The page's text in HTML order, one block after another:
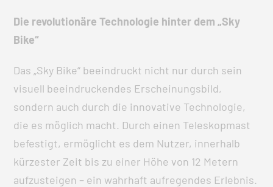
Die revolutionäre Technologie hinter dem „Sky
Bike“
Das „Sky Bike“ beeindruckt nicht nur durch sein
visuell beeindruckendes Erscheinungsbild,
sondern auch durch die innovative Technologie,
die es möglich macht. Durch einen Teleskopmast
befestigt, ermöglicht es dem Nutzer, innerhalb
kürzester Zeit bis zu einer Höhe von 12 Metern
aufzusteigen – ein wahrhaft aufregendes Erlebnis.